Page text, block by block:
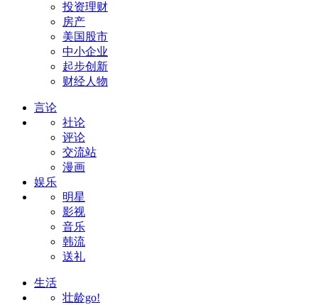
投资理财
房产
美国股市
中小企业
起步创新
财经人物
言论
社论
评论
交流站
漫画
娱乐
明星
影视
音乐
韩流
送礼
生活
壮龄go!